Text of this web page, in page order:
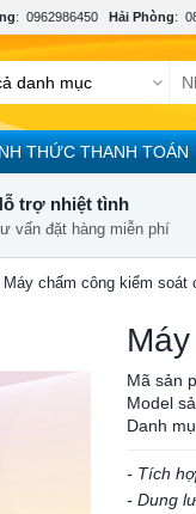
: 0962986450 Hải Phòng:
THỨC THANH TOÁN
trợ nhiệt tình
vấn đặt hàng miễn phí
Máy chấm công kiểm soát
Mã sản
Model
Danh
- Tích
- Dung